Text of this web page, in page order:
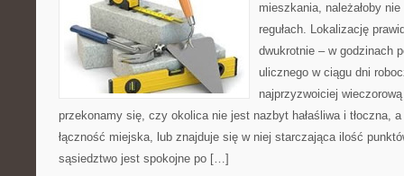
mieszkania, należałoby
regułach. Lokalizację
dwukrotnie – w godzinach
ulicznego w ciągu dni
najprzyzwoiciej
przekonamy się, czy okolica nie jest nazbyt hałaśliwa i tłoczna,
łączność miejska, lub znajduje się w niej starczająca ilość
sąsiedztwo jest spokojne po […]